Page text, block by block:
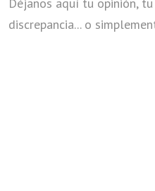
discrepancia... o